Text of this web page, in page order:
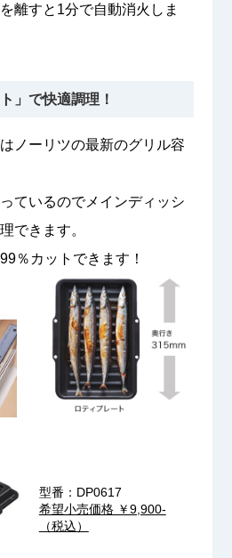
離すと1分で自動消火しま
」で快適調理！
はノーリツの最新のグリル容
ているのでメインディッシ
できます。
％カットできます！
型番：DP0617
希望小売価格 ￥9,900-
（税込）